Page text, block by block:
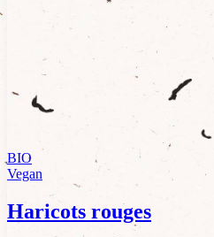
BIO
Vegan
Haricots rouges